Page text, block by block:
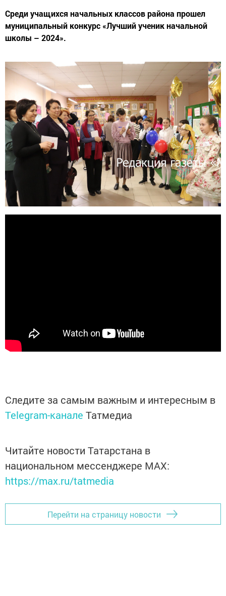
Среди учащихся начальных классов района прошел
муниципальный конкурс «Лучший ученик начальной
школы – 2024».
Следите за самым важным и интересным в
Telegram-канале Татмедиа
Читайте новости Татарстана в
национальном мессенджере MАХ:
https://max.ru/tatmedia
Перейти на страницу новости